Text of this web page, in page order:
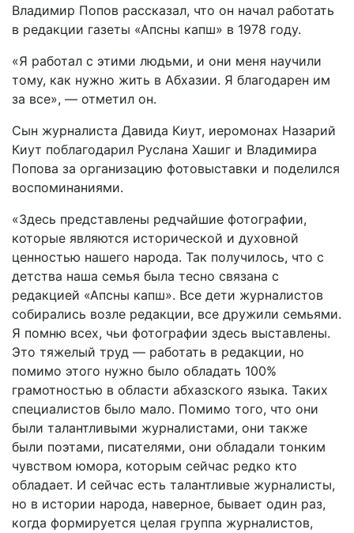
Владимир Попов рассказал, что он начал работать
в редакции газеты «Апсны капш» в 1978 году.
«Я работал с этими людьми, и они меня научили
тому, как нужно жить в Абхазии. Я благодарен им
за все», — отметил он.
Сын журналиста Давида Киут, иеромонах Назарий
Киут поблагодарил Руслана Хашиг и Владимира
Попова за организацию фотовыставки и поделился
воспоминаниями.
«Здесь представлены редчайшие фотографии,
которые являются исторической и духовной
ценностью нашего народа. Так получилось, что с
детства наша семья была тесно связана с
редакцией «Апсны капш». Все дети журналистов
собирались возле редакции, все дружили семьями.
Я помню всех, чьи фотографии здесь выставлены.
Это тяжелый труд — работать в редакции, но
помимо этого нужно было обладать 100%
грамотностью в области абхазского языка. Таких
специалистов было мало. Помимо того, что они
были талантливыми журналистами, они также
были поэтами, писателями, они обладали тонким
чувством юмора, которым сейчас редко кто
обладает. И сейчас есть талантливые журналисты,
но в истории народа, наверное, бывает один раз,
когда формируется целая группа журналистов,